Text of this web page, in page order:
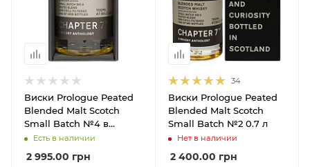
Виски Prologue Peated
Blended Malt Scotch
Small Batch №4 в
коробке 0.7 л
Есть в наличии
2 995.00 грн
34
Виски Prologue Peated
Blended Malt Scotch
Small Batch №2 0.7 л
Нет в наличии
2 400.00 грн